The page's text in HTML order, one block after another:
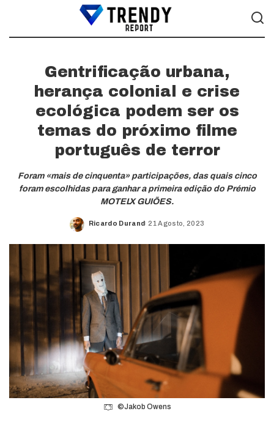
Gentrificação urbana,
herança colonial e crise
ecológica podem ser os
temas do próximo filme
português de terror
Foram «mais de cinquenta» participações, das quais cinco
foram escolhidas para ganhar a primeira edição do Prémio
MOTELX GUIÕES.
Posted
Ricardo Durand 21 Agosto, 2023
©Jakob Owens